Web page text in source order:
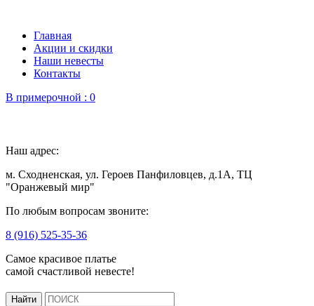
Главная
Акции и скидки
Наши невесты
Контакты
В примерочной : 0
Наш адрес:
м. Сходненская, ул. Героев Панфиловцев, д.1А, ТЦ
"Оранжевый мир"
По любым вопросам звоните:
8 (916) 525-35-36
Самое красивое платье
самой счастливой невесте!